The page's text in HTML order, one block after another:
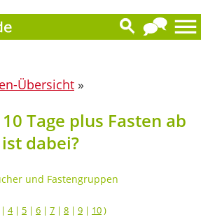
Übersicht »
Tage plus Fasten ab
dabei?
und Fastengruppen
| 4| 5 | 6 | 7 | 8 | 9 | 10)